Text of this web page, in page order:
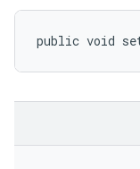
public void